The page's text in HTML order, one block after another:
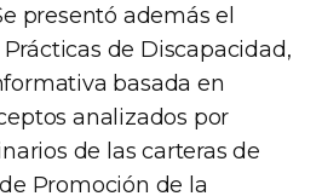
presentó además el
de Discapacidad,
basada en
analizados por
de las carteras de
Promoción de la